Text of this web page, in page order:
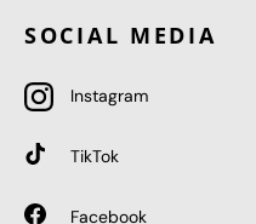
SOCIAL MEDIA
Instagram
TikTok
Facebook